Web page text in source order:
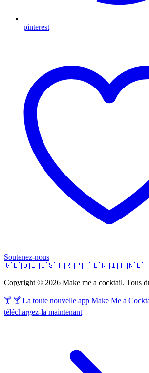
pinterest
Soutenez-nous
🇬🇧 🇩🇪 🇪🇸 🇫🇷 🇵🇹 🇧🇷 🇮🇹 🇳🇱
Copyright © 2026 Make me a cocktail. Tous
🍸 🍸 La toute nouvelle app Make Me a
téléchargez-la maintenant